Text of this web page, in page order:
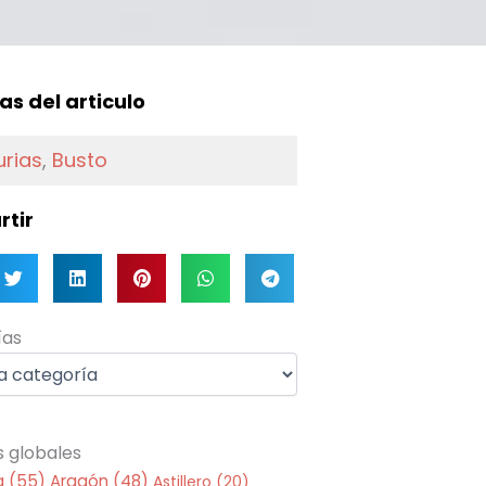
del articulo
, Busto
globales